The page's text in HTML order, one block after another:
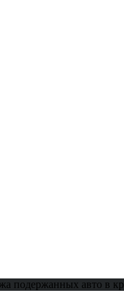
подержанных авто